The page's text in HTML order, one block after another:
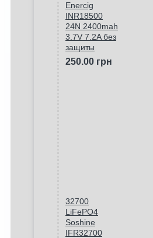
Enercig
INR18500
24N 2400mah
3.7V 7.2A без
защиты
250.00 грн
32700
LiFePO4
Soshine
IFR32700